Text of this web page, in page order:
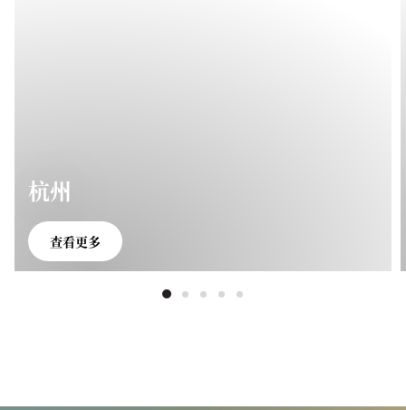
杭州
查看更多